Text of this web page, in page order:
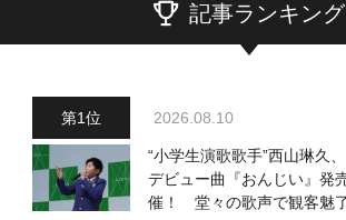
記事ランキング
2026.08.10
“小学生演歌歌手”西山琳久
デビュー曲『おんじい』発
催！ 堂々の歌声で観客魅